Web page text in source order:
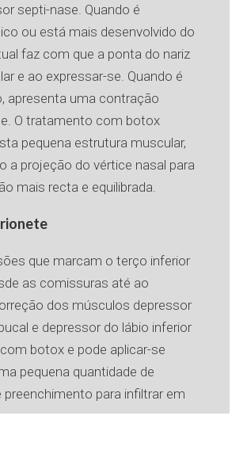
septi-nase. Quando é
ou está mais desenvolvido do
faz com que a ponta do nariz
e ao expressar-se. Quando é
apresenta uma contração
O tratamento com botox
pequena estrutura muscular,
a projeção do vértice nasal para
mais recta e equilibrada.
que marcam o terço inferior
as comissuras até ao
dos músculos depressor
e depressor do lábio inferior
botox e pode aplicar-se
pequena quantidade de
preenchimento para infiltrar em
ruga.